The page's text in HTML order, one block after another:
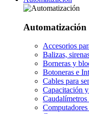
Automatización
Accesorios
Balizas,
Borneras y
Botoneras e
Cables para
Capacitación
Caudalímetros